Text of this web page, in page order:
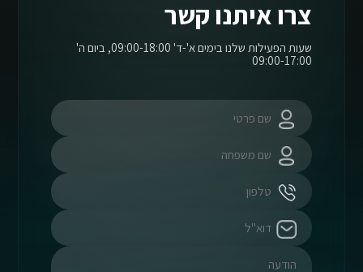
צרו איתנו קשר
שעות הפעילות שלנו בימים א'-ד' 09:00-18:00, ביום ה'
09:00-17:00